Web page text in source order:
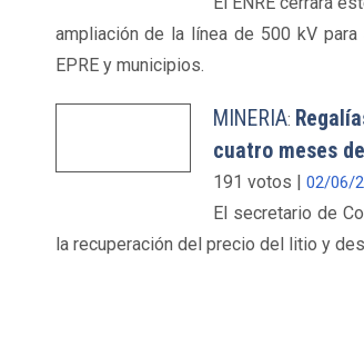
ampliación de la línea de 500 kV
EPRE y municipios.
MINERIA:
cuatro meses
191 votos | 02/06/
El secretario de
la recuperación del precio del litio y